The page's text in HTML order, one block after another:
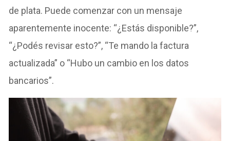
de plata. Puede comenzar con un mensaje
aparentemente inocente: “¿Estás disponible?”,
“¿Podés revisar esto?”, “Te mando la factura
actualizada” o “Hubo un cambio en los datos
bancarios”.